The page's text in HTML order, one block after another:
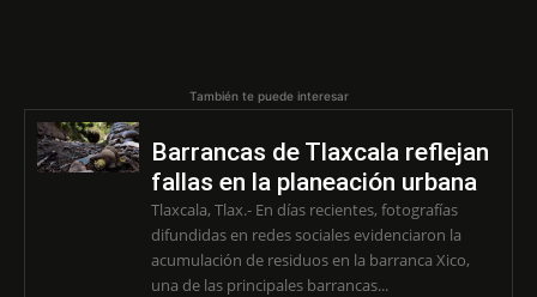
También te puede interesar
Barrancas de Tlaxcala reflejan
fallas en la planeación urbana
Tlaxcala, Tlax.- En días recientes, fotografías
difundidas en redes sociales evidenciaron la
acumulación de residuos en la barranca Xico,
una de las principales barrancas...